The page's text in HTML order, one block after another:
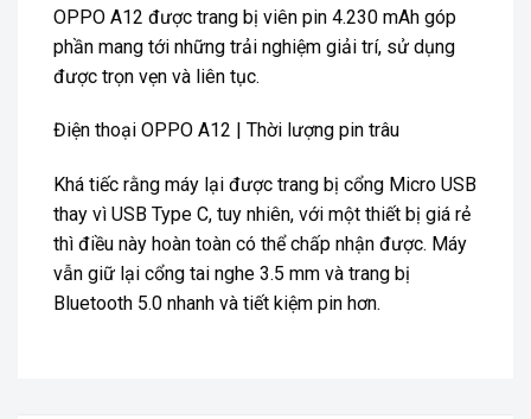
OPPO A12 được trang bị viên pin 4.230 mAh góp
phần mang tới những trải nghiệm giải trí, sử dụng
được trọn vẹn và liên tục.
Điện thoại OPPO A12 | Thời lượng pin trâu
Khá tiếc rằng máy lại được trang bị cổng Micro USB
thay vì USB Type C, tuy nhiên, với một thiết bị giá rẻ
thì điều này hoàn toàn có thể chấp nhận được. Máy
vẫn giữ lại cổng tai nghe 3.5 mm và trang bị
Bluetooth 5.0 nhanh và tiết kiệm pin hơn.